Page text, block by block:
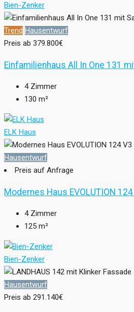
Bien-Zenker
Trend Hausentwurf
Preis ab 379.800€
Einfamilienhaus All In One 131
4 Zimmer
130 m²
ELK Haus
Hausentwurf
Preis auf Anfrage
Modernes Haus EVOLUTION
4 Zimmer
125 m²
Bien-Zenker
Hausentwurf
Preis ab 291.140€